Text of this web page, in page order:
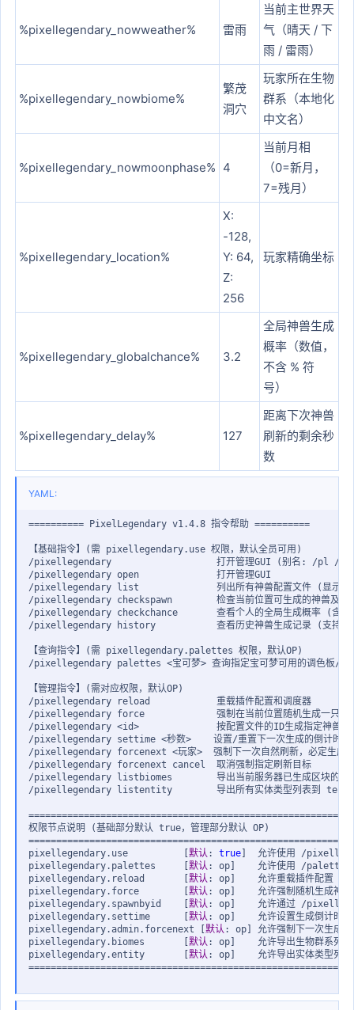
%pixellegendary_nowweather% 雷雨
当前主世界天
气（晴天 / 下
雨 / 雷雨）
%pixellegendary_nowbiome%
繁茂
洞穴
玩家所在生物
群系（本地化
中文名）
%pixellegendary_nowmoonphase% 4
当前月相
（0=新月，
7=残月）
%pixellegendary_location%
X:
-128,
Y: 64,
Z:
256
玩家精确坐标
%pixellegendary_globalchance% 3.2
全局神兽生成
概率（数值，
不含 % 符
号）
%pixellegendary_delay% 127
距离下次神兽
刷新的剩余秒
数
YAML:
========== PixelLegendary v1.4.8 指令帮助 ==========
【基础指令】(需 pixellegendary.use 权限，默认全员可用)
/pixellegendary                   打开管理GUI (别名 :
/pl /
/pixellegendary open              打开管理GUI
/pixellegendary list              列出所有神兽配置文件 (显示ID、
/pixellegendary checkspawn        检查当前位置可生成的神兽及其
/pixellegendary checkchance       查看个人的全局生成概率 (含
/pixellegendary history           查看历史神兽生成记录 (支持页
【查询指令】(需 pixellegendary.palettes 权限，默认OP)
/pixellegendary palettes <宝可梦> 查询指定宝可梦可用的调色板/
【管理指令】(需对应权限，默认OP)
/pixellegendary reload            重载插件配置和调度器
/pixellegendary force             强制在当前位置随机生成一只神
/pixellegendary <id>
              按配置文件的ID生成指定神兽
/pixellegendary settime <秒数>
设置/重置下一次生成的倒计时时
/pixellegendary forcenext <玩家>
强制下一次自然刷新，必定生
/pixellegendary forcenext cancel  取消强制指定刷新目标
/pixellegendary listbiomes        导出当前服务器已生成区块的生
/pixellegendary listentity        导出所有实体类型列表到
权限节点说明 (基础部分默认 true，管理部分默认 OP)
pixellegendary.use
默认 : true
允许使用 /
pixellegendary.palettes
默认 : op
允许使用 /palettes
pixellegendary.reload
默认 : op
    允许重载插件配置
pixellegendary.force
默认 : op
    允许强制随机生成神兽
pixellegendary.spawnbyid
默认 : op
允许通过 /
pixellegendary.settime
默认 : op
    允许设置生成倒计时
pixellegendary.admin.forcenext
默认 : op
允许强制下一次生成
pixellegendary.biomes
默认 : op
允许导出生物群系列
pixellegendary.entity
默认 : op
允许导出实体类型列